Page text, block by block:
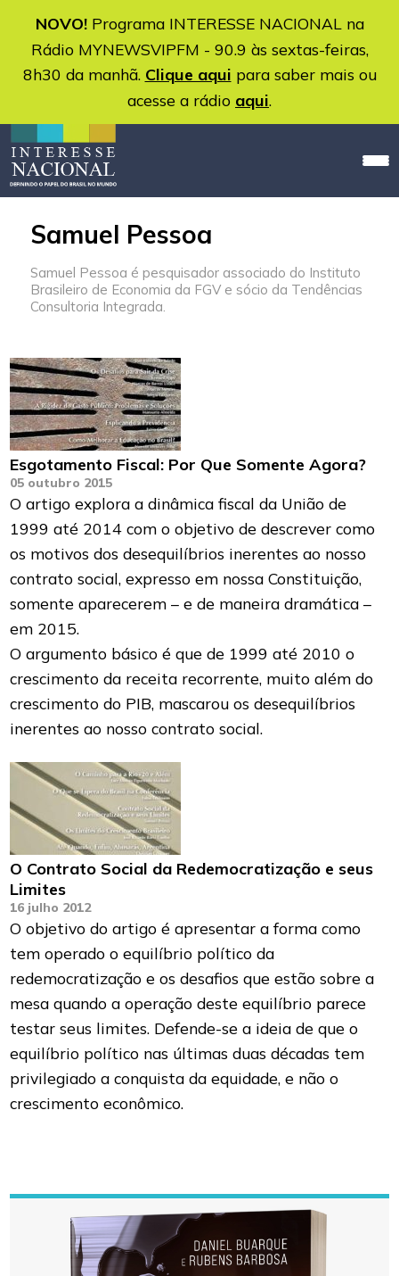
NOVO!Programa INTERESSE NACIONAL na
Rádio MYNEWSVIPFM - 90.9 às sextas-feiras,
8h30 da manhã. Clique aqui para saber mais ou
acesse a rádio aqui.
Samuel Pessoa
Samuel Pessoa é pesquisador associado do Instituto
Brasileiro de Economia da FGV e sócio da Tendências
Consultoria Integrada.
Esgotamento Fiscal: Por Que Somente Agora?
05 outubro 2015
O artigo explora a dinâmica fiscal da União de
1999 até 2014 com o objetivo de descrever como
os motivos dos desequilíbrios inerentes ao nosso
contrato social, expresso em nossa Constituição,
somente aparecerem – e de maneira dramática –
em 2015.
O argumento básico é que de 1999 até 2010 o
crescimento da receita recorrente, muito além do
crescimento do PIB, mascarou os desequilíbrios
inerentes ao nosso contrato social.
O Contrato Social da Redemocratização e seus
Limites
16 julho 2012
O objetivo do artigo é apresentar a forma como
tem operado o equilíbrio político da
redemocratização e os desafios que estão sobre a
mesa quando a operação deste equilíbrio parece
testar seus limites. Defende-se a ideia de que o
equilíbrio político nas últimas duas décadas tem
privilegiado a conquista da equidade, e não o
crescimento econômico.